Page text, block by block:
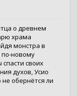
о древнем
храма
монстра в
по-новому
своих
духов, Усио
обернётся ли